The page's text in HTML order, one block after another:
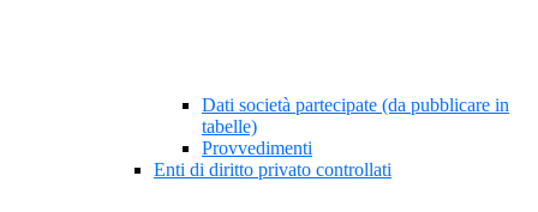
Dati società partecipate (da pubblicare in
tabelle)
Provvedimenti
Enti di diritto privato controllati